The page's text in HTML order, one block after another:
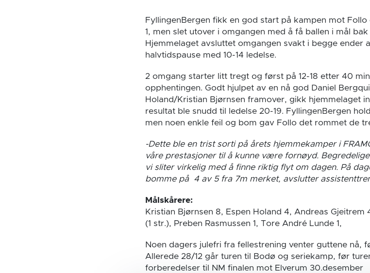
FyllingenBergen fikk en god start på kampen mot
1, men slet utover i omgangen med å få ballen i mål
Hjemmelaget avsluttet omgangen svakt i begge ender
halvtidspause med 10-14 ledelse.
2 omgang starter litt tregt og først på 12-18 etter 40
opphentingen. Godt hjulpet av en nå god Daniel
Holand/Kristian Bjørnsen framover, gikk hjemmelaget
resultat ble snudd til ledelse 20-19. FyllingenBergen
men noen enkle feil og bom gav Follo det rommet de
-Dette ble en trist sorti på årets hjemmekamper i
våre prestasjoner til å kunne være fornøyd.
vi sliter virkelig med å finne riktig flyt om dagen. På
bomme på 4 av 5 fra 7m merket, avslutter
Målskårere:
Kristian Bjørnsen 8, Espen Holand 4, Andreas Gjeitrem
(1 str.), Preben Rasmussen 1, Tore André Lunde 1,
Noen dagers julefri fra fellestrening venter guttene nå,
Allerede 28/12 går turen til Bodø og seriekamp, før
forberedelser til NM finalen mot Elverum 30.desember